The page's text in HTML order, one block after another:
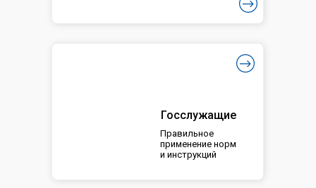
Госслужащие
Правильное
применение норм
и инструкций